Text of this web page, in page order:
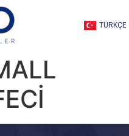
TÜRKÇE
العربية